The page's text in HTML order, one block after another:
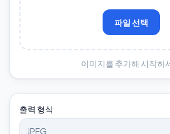
파일 선택
이미지를 추가해 시작하
출력 형식